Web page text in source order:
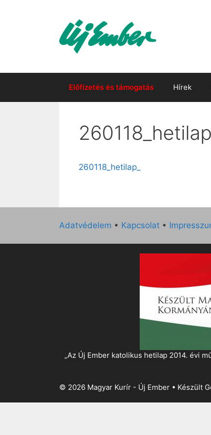
Előfizetés és támogatás Hírek
260118_hetilap_
260118_hetilap_
Adatvédelem • Kapcsolat •
„Az Új Ember katolikus hetilap 2014. évi
© 2026 Magyar Kurír - Új Ember • Készült